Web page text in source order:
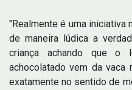
"Realmente é uma iniciativa
de maneira lúdica a
criança achando que
achocolatado vem da vaca
exatamente no sentido de